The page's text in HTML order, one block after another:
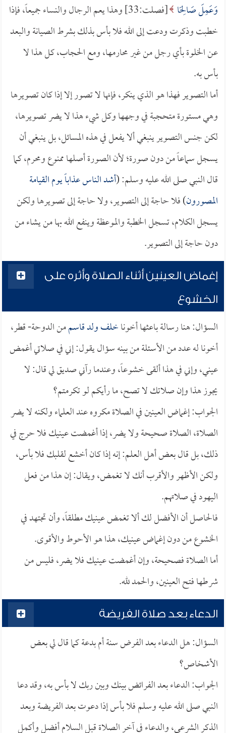
وَعَمِلَ صَالِحًا
[فصلت:33] وهذا يعم الرجال والنساء جميعاً، فإذا
خطبت وذكرت ودعت إلى الله فلا بأس بذلك بشرط الصيانة والبعد
عن الخلوة بأي رجل من غير محارمها، ومع الحجاب، كل هذا لا
بأس به.
أما التصوير فهذا هو الذي ينكر، فإنها لا تصور إلا إذا كان تصويرها
وهي مستورة متحجبة في وجهها وكل شيء هذا لا يضر تصويرها،
لكن جنس التصوير ينبغي ألا يفعل في هذه المسائل، بل ينبغي أن
يسجل سماعاً من دون صورة؛ لأن الصورة أصلها ممنوع ومحرم، كما
قال النبي صلى الله عليه وسلم: (أشد الناس عذاباً يوم القيامة
المصورون) فلا حاجة إلى التصوير، ولا حاجة إلى تصويرها ولكن
يسجل الكلام، تسجل الخطبة والموعظة وينفع الله بها من يشاء من
دون حاجة إلى التصوير.
إغماض العينين أثناء الصلاة وأثره على
الخشوع
السؤال: هنا رسالة باعثها أخوناخلف ولد قاسممن الدوحة- قطر،
أخونا له عدد من الأسئلة من بينه سؤال يقول: إني في صلاتي أغمض
عيني، وإني في هذا ألقى خشوعاً، وعندما رآني صديق لي قال: لا
يجوز هذا وإن صلاتك لا تصح، ما رأيكم لو تكرمتم؟
الجواب: إغماض العينين في الصلاة مكروه عند العلماء ولكنه لا يضر
الصلاة، الصلاة صحيحة ولا يضر، إذا أغمضت عينيك فلا حرج في
ذلك، بل قال بعض أهل العلم: إنه إذا كان أخشع لقلبك فلا بأس،
ولكن الأظهر والأقرب أنك لا تغمض، ويقال: إن هذا من فعل
اليهود في صلاتهم.
فالحاصل أن الأفضل لك ألا تغمض عينيك مطلقاً، وأن تجتهد في
الخشوع من دون إغماض عينيك، هذا هو الأحوط والأقوى.
أما الصلاة فصحيحة، وإن أغمضت عينيك فلا يضر، فليس من
شرطها فتح العينين، والحمد لله.
الدعاء بعد صلاة الفريضة
السؤال: هل الدعاء بعد الفرض سنة أم بدعة كما قال لي بعض
الأشخاص؟
الجواب: الدعاء بعد الفرائض بينك وبين ربك لا بأس به، وقد دعا
النبي صلى الله عليه وسلم فلا بأس إذا دعوت بعد الفريضة وبعد
الذكر الشرعي، والدعاء في آخر الصلاة قبل السلام أفضل وأكمل